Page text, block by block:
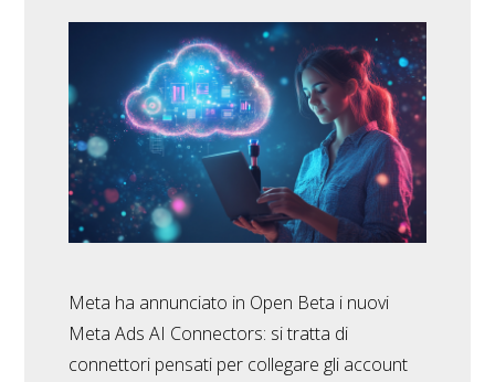
Meta ha annunciato in Open Beta i nuovi
Meta Ads AI Connectors: si tratta di
connettori pensati per collegare gli account